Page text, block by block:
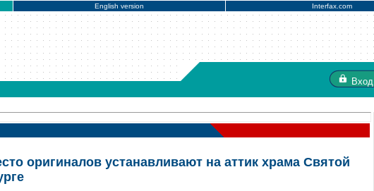
English version Interfax.com
Вход
оригиналов устанавливают на аттик храма Святой